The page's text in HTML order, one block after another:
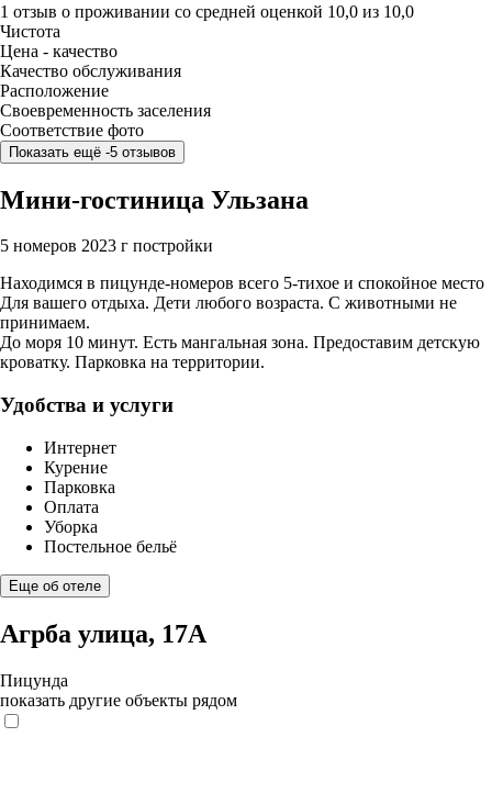
1 отзыв о проживании со средней оценкой 10,0 из 10,0
Чистота
Цена - качество
Качество обслуживания
Расположение
Своевременность заселения
Соответствие фото
Показать ещё -5 отзывов
Мини-гостиница Ульзана
5 номеров 2023 г постройки
Находимся в пицунде-номеров всего 5-тихое и спокойное место
Для вашего отдыха. Дети любого возраста. С животными не
принимаем.
До моря 10 минут. Есть мангальная зона. Предоставим детскую
кроватку. Парковка на территории.
Удобства и услуги
Интернет
Курение
Парковка
Оплата
Уборка
Постельное бельё
Еще об отеле
Агрба улица, 17А
Пицунда
показать другие объекты рядом